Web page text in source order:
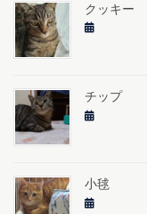
クッキー
チップ
小毬